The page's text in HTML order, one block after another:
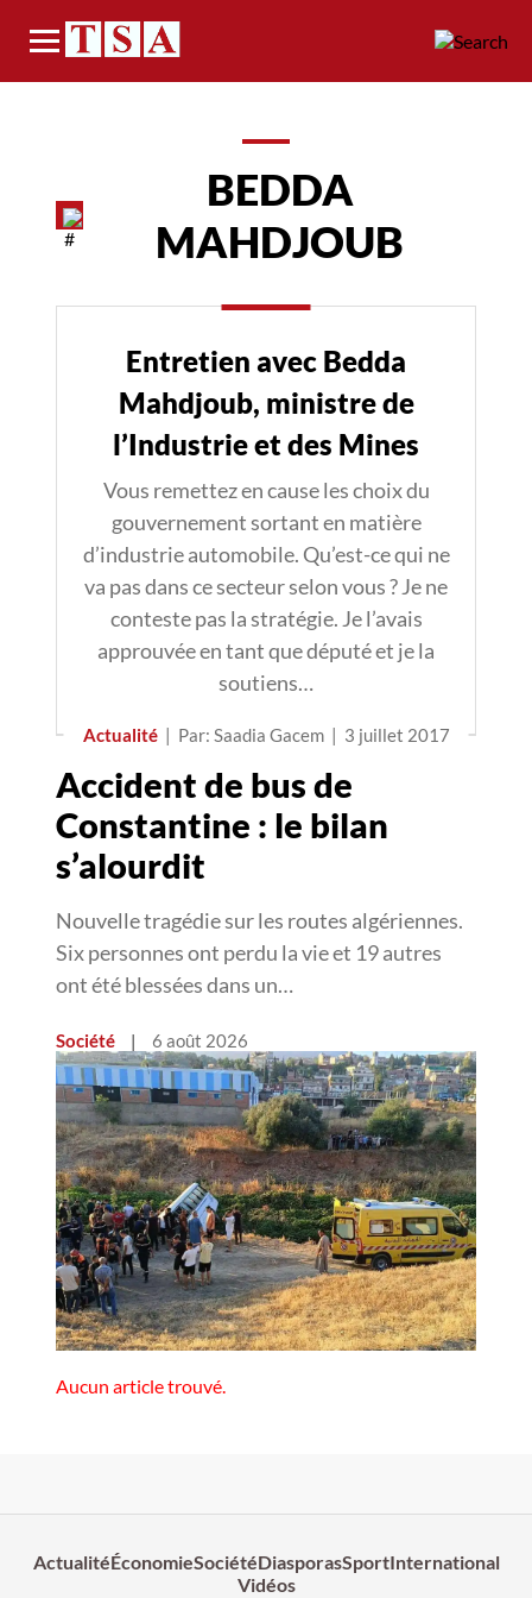
Menu
BEDDA
MAHDJOUB
Entretien avec Bedda
Mahdjoub, ministre de
l’Industrie et des Mines
Vous remettez en cause les choix du
gouvernement sortant en matière
d’industrie automobile. Qu’est-ce qui ne
va pas dans ce secteur selon vous ? Je ne
conteste pas la stratégie. Je l’avais
approuvée en tant que député et je la
soutiens…
Actualité | Par: Saadia Gacem | 3 juillet 2017
Accident de bus de
Constantine : le bilan
s’alourdit
Nouvelle tragédie sur les routes algériennes.
Six personnes ont perdu la vie et 19 autres
ont été blessées dans un…
Société | 6 août 2026
Aucun article trouvé.
ActualitéÉconomieSociétéDiasporasSportInternational
Vidéos